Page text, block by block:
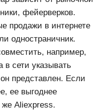
фейерверков.
продажи в интернете
одностраничник.
например,
в сети указывать
представлен. Если
ее выгоднее
же Aliexpress.